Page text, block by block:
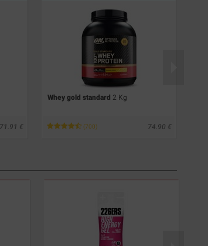
71.91
Whey gold standard 2 Kg
(700) 74.90